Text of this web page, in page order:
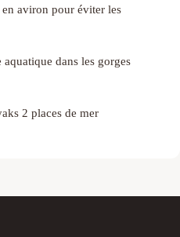
aviron pour éviter les
dans les gorges
2 places de mer